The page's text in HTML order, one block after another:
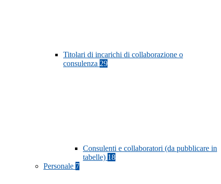
Titolari di incarichi di collaborazione o
consulenza 29
Consulenti e collaboratori (da pubblicare in
tabelle) 18
Personale 7